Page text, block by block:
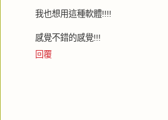
我也想用這種軟體!!!!
感覺不錯的感覺!!!
回覆